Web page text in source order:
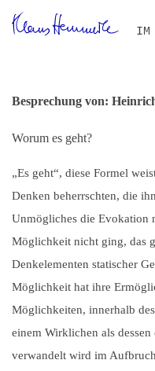
IM
Besprechung von:
Worum es geht?
„Es geht“, diese Formel
Denken beherrschten, die
Unmögliches die Evokation
Möglichkeit nicht ging, das
Denkelementen statischer
Möglichkeit hat ihre
Möglichkeiten, innerhalb
einem Wirklichen als
verwandelt wird im